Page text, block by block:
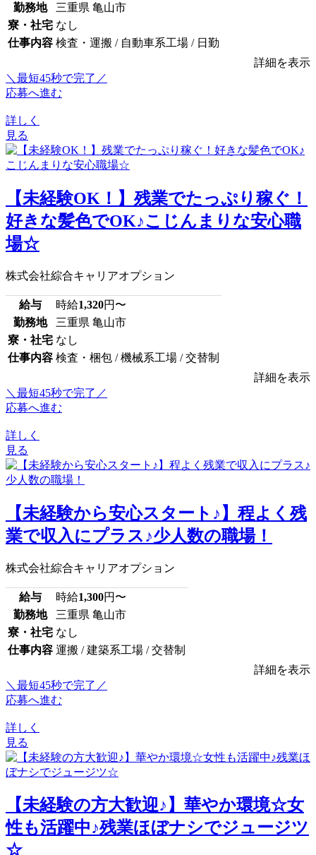
勤務地
三重県 亀山市
寮・社宅 なし
仕事内容 検査・運搬 / 自動車系工場 / 日勤
詳細を表示
＼最短45秒で完了／
応募へ進む
詳しく
見る
【未経験OK！】残業でたっぷり稼ぐ！
好きな髪色でOK♪こじんまりな安心職
場☆
株式会社綜合キャリアオプション
給与 時給1,320円〜
勤務地
三重県 亀山市
寮・社宅 なし
仕事内容 検査・梱包 / 機械系工場 / 交替制
詳細を表示
＼最短45秒で完了／
応募へ進む
詳しく
見る
【未経験から安心スタート♪】程よく残
業で収入にプラス♪少人数の職場！
株式会社綜合キャリアオプション
給与 時給1,300円〜
勤務地
三重県 亀山市
寮・社宅 なし
仕事内容 運搬 / 建築系工場 / 交替制
詳細を表示
＼最短45秒で完了／
応募へ進む
詳しく
見る
【未経験の方大歓迎♪】華やか環境☆女
性も活躍中♪残業ほぼナシでジュージツ
☆